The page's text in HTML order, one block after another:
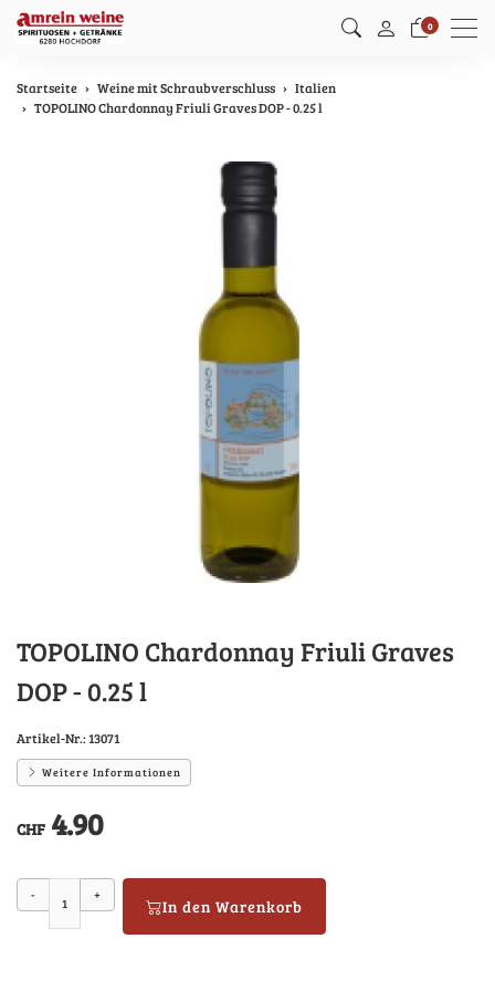
0 Menu
Startseite Weine mit Schraubverschluss
Italien
TOPOLINO Chardonnay Friuli Graves DOP - 0.25 l
TOPOLINO Chardonnay Friuli Graves
DOP - 0.25 l
Artikel-Nr.:13071
Weitere Informationen
CHF 4.90
- +
In den Warenkorb